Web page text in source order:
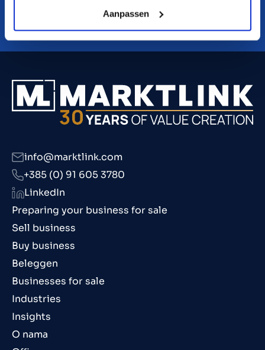
Aanpassen
Preparing your business for sale
Sell business
Buy business
Beleggen
Businesses for sale
Industries
Insights
O nama
info@marktlink.com
+385 (0) 91 605 3780
LinkedIn